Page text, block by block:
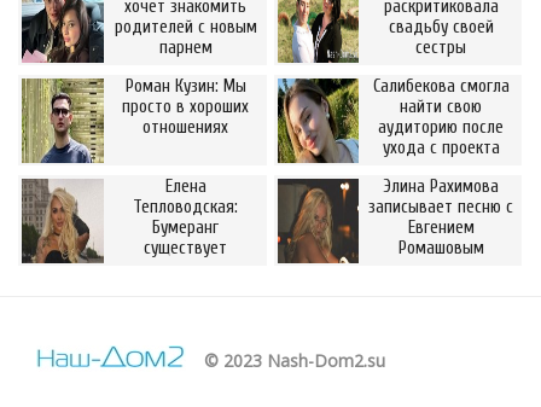
хочет знакомить
родителей с новым
парнем
раскритиковала
свадьбу своей
сестры
Роман Кузин: Мы
просто в хороших
отношениях
Салибекова смогла
найти свою
аудиторию после
ухода с проекта
Елена
Тепловодская:
Бумеранг
существует
Элина Рахимова
записывает песню с
Евгением
Ромашовым
© 2023 Nash-Dom2.su